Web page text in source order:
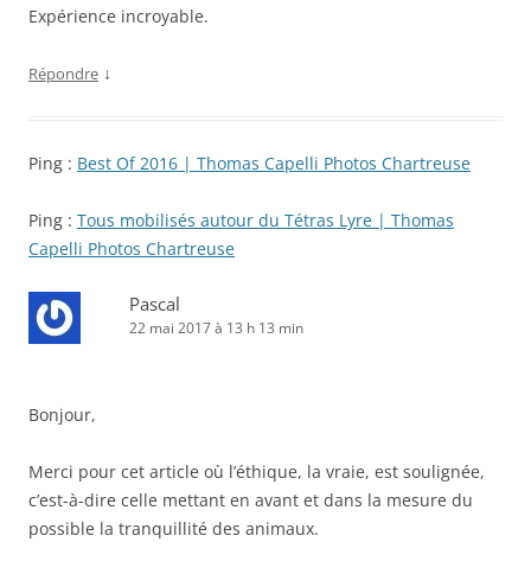
Expérience incroyable.
Répondre ↓
Ping : Best Of 2016 | Thomas Capelli Photos Chartreuse
Ping : Tous mobilisés autour du Tétras Lyre | Thomas
Capelli Photos Chartreuse
Pascal
22 mai 2017 à 13 h 13 min
Bonjour,
Merci pour cet article où l’éthique, la vraie, est soulignée,
c’est-à-dire celle mettant en avant et dans la mesure du
possible la tranquillité des animaux.